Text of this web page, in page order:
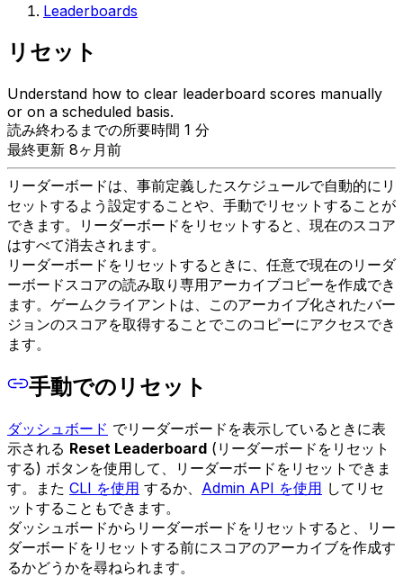
Leaderboards
リセット
Understand how to clear leaderboard scores manually
or on a scheduled basis.
読み終わるまでの所要時間 1 分
最終更新 8ヶ月前
リーダーボードは、事前定義したスケジュールで自動的にリ
セットするよう設定することや、手動でリセットすることが
できます。リーダーボードをリセットすると、現在のスコア
はすべて消去されます。
リーダーボードをリセットするときに、任意で現在のリーダ
ーボードスコアの読み取り専用アーカイブコピーを作成でき
ます。ゲームクライアントは、このアーカイブ化されたバー
ジョンのスコアを取得することでこのコピーにアクセスでき
ます。
手動でのリセット
ダッシュボード でリーダーボードを表示しているときに表
示される Reset Leaderboard (リーダーボードをリセット
する) ボタンを使用して、リーダーボードをリセットできま
す。また CLI を使用 するか、 Admin API を使用 してリセ
ットすることもできます。
ダッシュボードからリーダーボードをリセットすると、リー
ダーボードをリセットする前にスコアのアーカイブを作成す
るかどうかを尋ねられます。